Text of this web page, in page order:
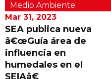
Minería Superficie
Minerí­a Subterránea
Proveedores
Medio Ambiente
Mar 31, 2023
SEA publica nueva
â€œGuía área de
influencia en
humedales en el
SEIAâ€